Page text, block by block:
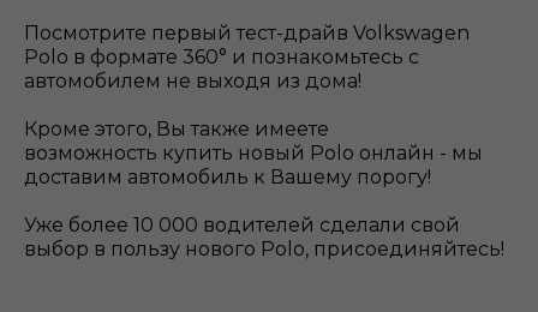
Посмотрите первый тест-драйв Volkswagen
Polo в формате 360° и познакомьтесь с
автомобилем не выходя из дома!
Кроме этого, Вы также имеете
возможность купить новый Polo онлайн - мы
доставим автомобиль к Вашему порогу!
Уже более 10 000 водителей сделали свой
выбор в пользу нового Polo, присоединяйтесь!